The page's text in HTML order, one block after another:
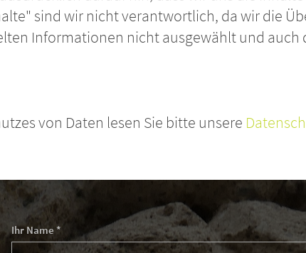
sind wir nicht verantwortlich, da wir die
Informationen nicht ausgewählt und
von Daten lesen Sie bitte unsere
Ihr Name *